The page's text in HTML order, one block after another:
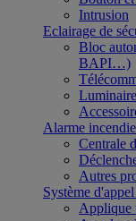
Intrusion
Eclairage de
Bloc
BAPI…)
Alarme incendie
Centrale
Autres
Système
Applique